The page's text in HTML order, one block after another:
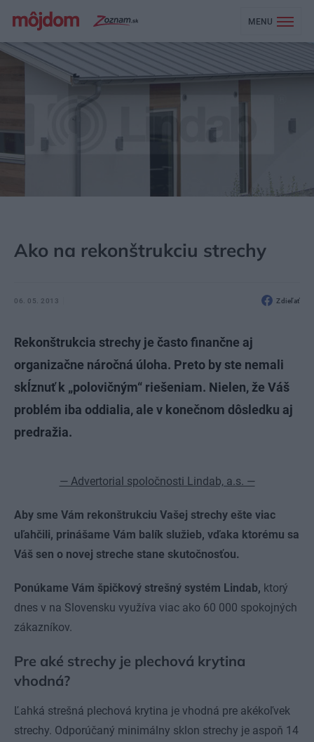
MENU
Ako na rekonštrukciu strechy
06. 05. 2013 Zdieľať
Rekonštrukcia strechy je často finančne aj
organizačne náročná úloha. Preto by ste nemali
skĺznuť k „polovičným“ riešeniam. Nielen, že Váš
problém iba oddialia, ale v konečnom dôsledku aj
predražia.
— Advertorial spoločnosti Lindab, a.s. —
Aby sme Vám rekonštrukciu Vašej strechy ešte viac
uľahčili, prinášame Vám balík služieb, vďaka ktorému sa
Váš sen o novej streche stane skutočnosťou.
Ponúkame Vám špičkový strešný systém Lindab, ktorý
dnes v na Slovensku využíva viac ako 60 000 spokojných
zákazníkov.
Pre aké strechy je plechová krytina
vhodná?
Ľahká strešná plechová krytina je vhodná pre akékoľvek
strechy. Odporúčaný minimálny sklon strechy je aspoň 14